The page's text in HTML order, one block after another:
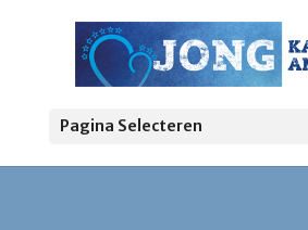
Pagina Selecteren